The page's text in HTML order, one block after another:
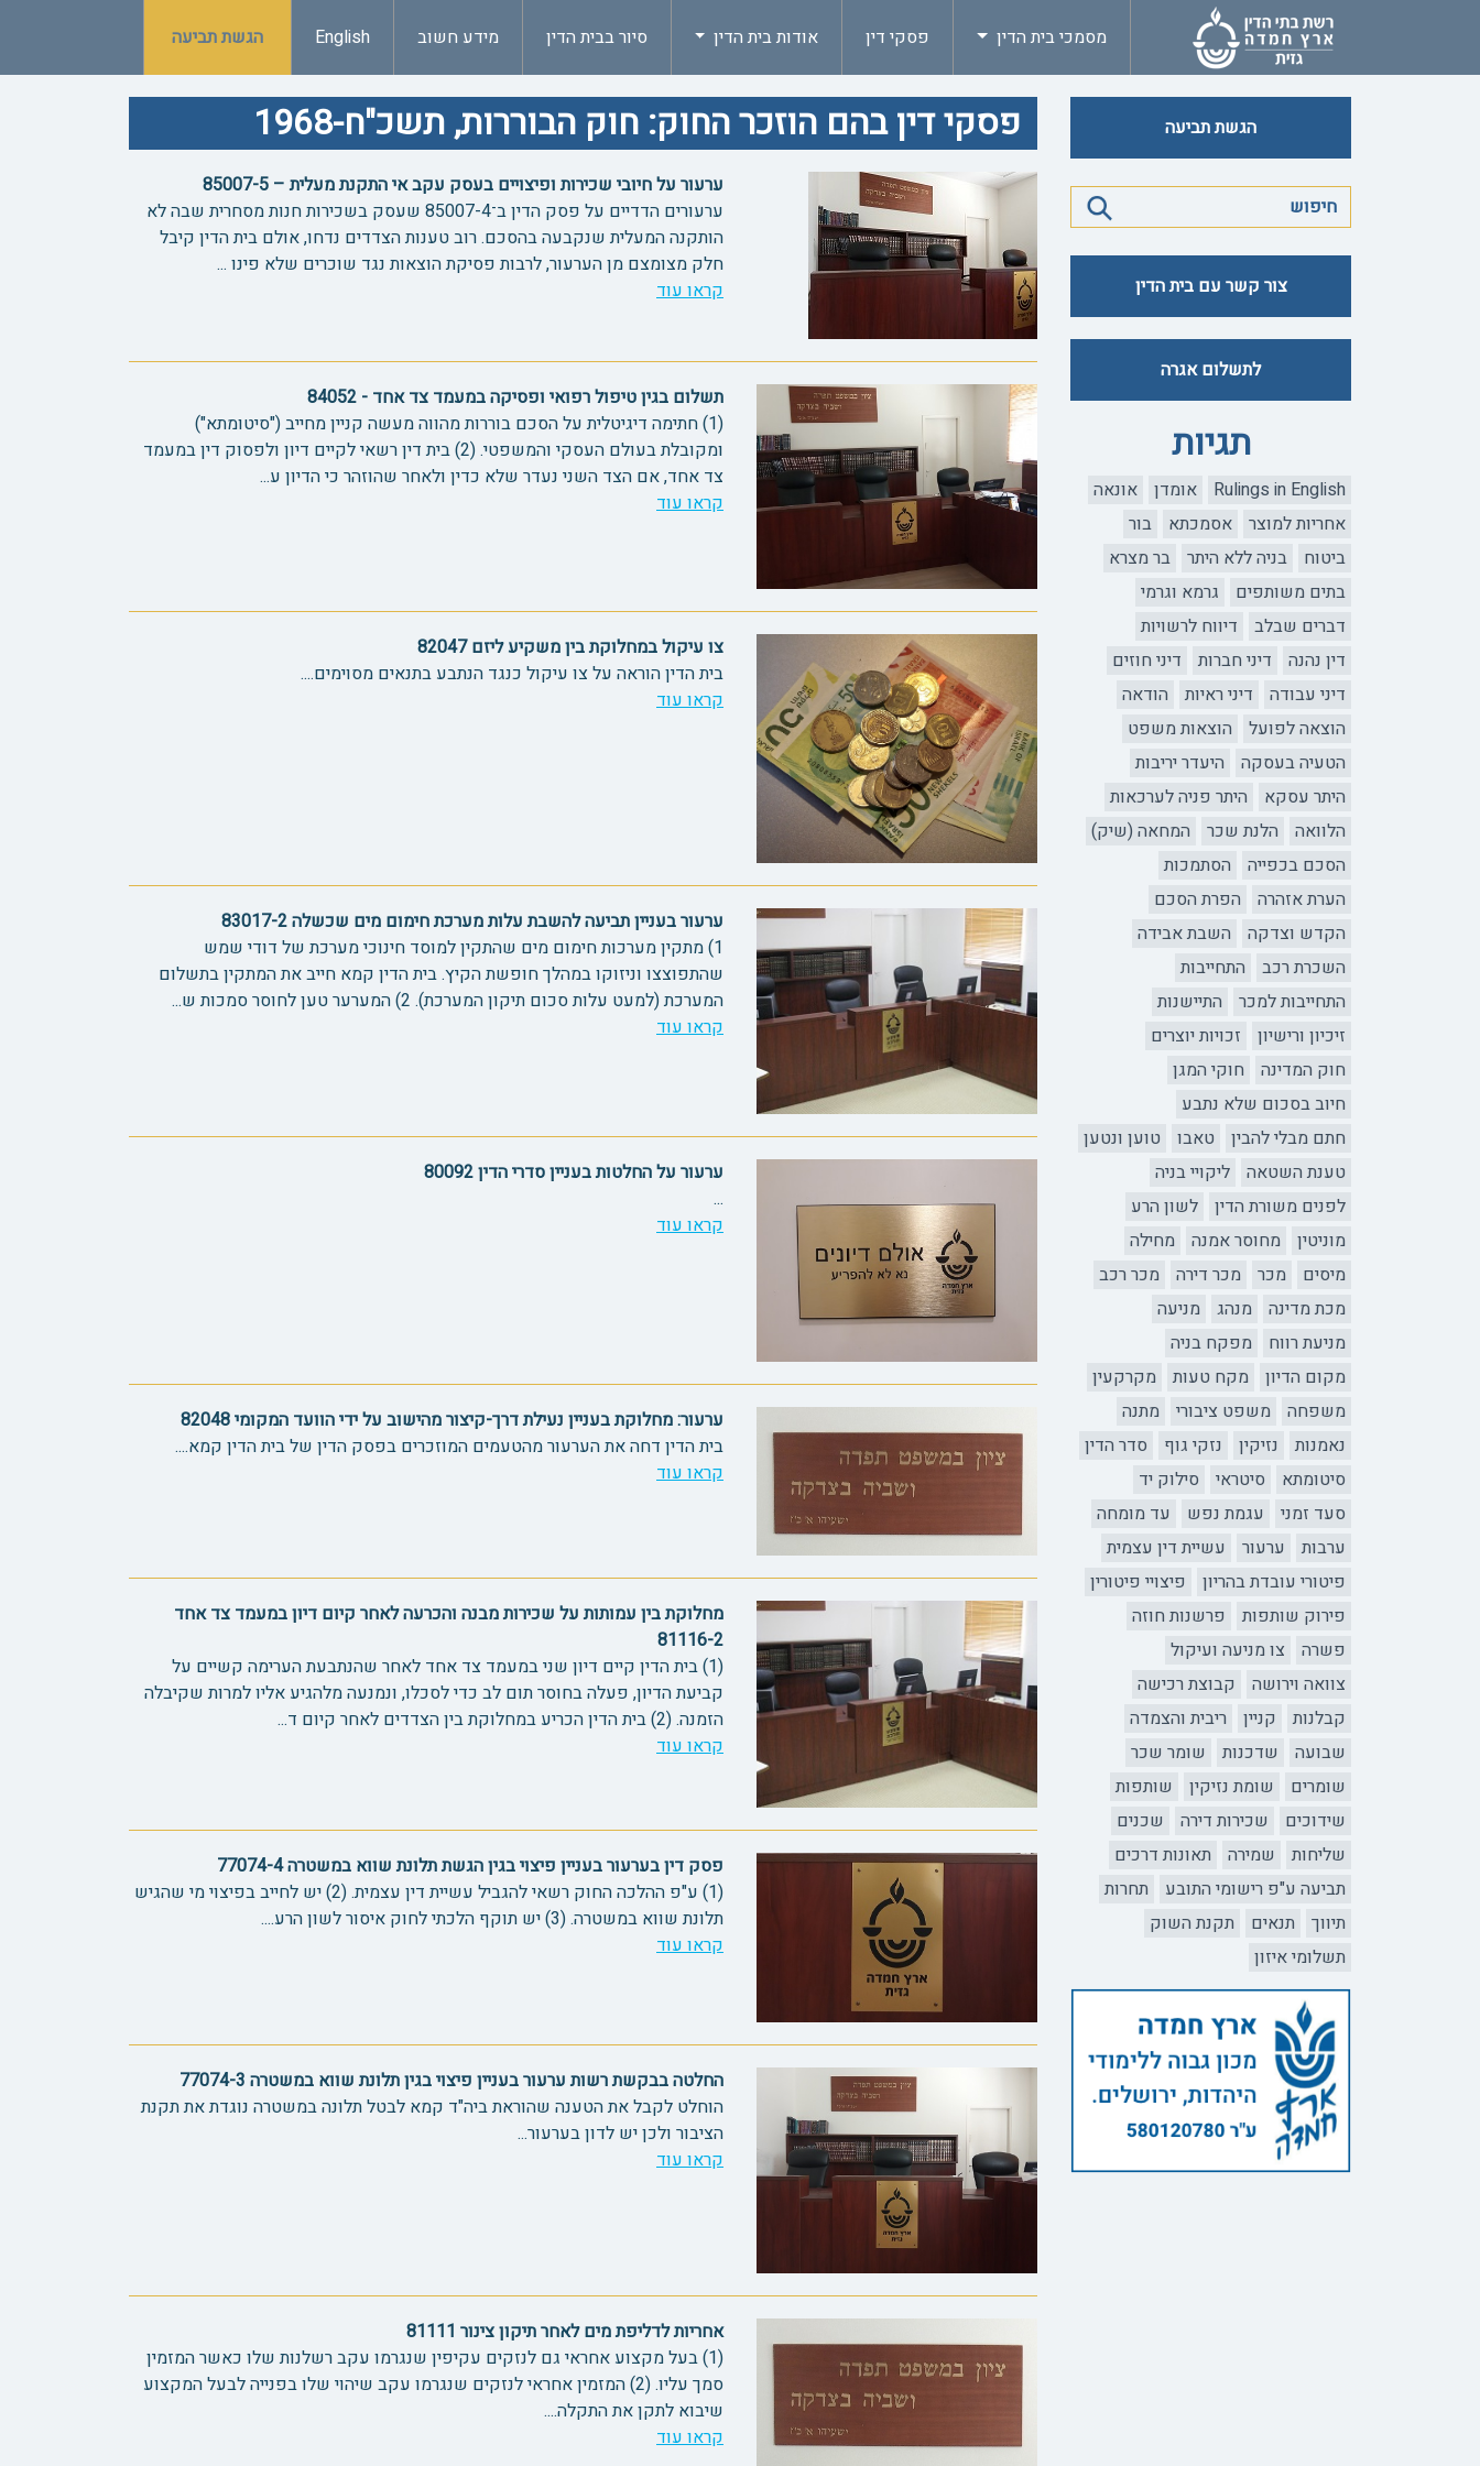
מסמכי בית הדין פסקי דין אודות בית הדין סיור בבית הדין מידע חשוב English הגשת תביעה
הגשת תביעה
צור קשר עם בית הדין
לתשלום אגרה
תגיות
Rulings in English אומדן
אונאה
אחריות למוצר
אסמכתא
בור
ביטוח
בניה ללא היתר
בר מצרא
בתים משותפים
גרמא וגרמי
דברים שבלב
דיווח לרשויות
דין נהנה
דיני חברות
דיני חוזים
דיני עבודה
דיני ראיות
הודאה
הוצאה לפועל
הוצאות משפט
הטעיה בעסקה
היעדר יריבות
היתר עסקא
היתר פניה לערכאות
הלוואה
הלנת שכר
המחאה (שיק)
הסכם בכפייה
הסתמכות
הערת אזהרה
הפרת הסכם
הקדש וצדקה
השבת אבידה
השכרת רכב
התחייבות
התחייבות למכר
התיישנות
זיכיון ורישיון
זכויות יוצרים
חוק המדינה
חוקי המגן
חיוב בסכום שלא נתבע
חתם מבלי להבין
טאבו
טוען ונטען
טענת השטאה
ליקויי בניה
לפנים משורת הדין
לשון הרע
מוניטין
מחוסר אמנה
מחילה
מיסים
מכר מכר דירה
מכר רכב
מכת מדינה
מנהג
מניעה
מניעת רווח
מפקח בניה
מקום הדיון
מקח טעות
מקרקעין
משפחה
משפט ציבורי
מתנה
נאמנות
נזיקין נזקי גוף
סדר הדין
סיטומתא
סיטראי
סילוק יד
סעד זמני
עגמת נפש
עד מומחה
ערבות
ערעור
עשיית דין עצמית
פיטורי עובדת בהריון
פיצויי פיטורין
פירוק שותפות
פרשנות חוזה
פשרה
צו מניעה ועיקול
צוואה וירושה
קבוצת רכישה
קבלנות
קניין
ריבית והצמדה
שבועה
שדכנות
שומר שכר
שומרים
שומת נזיקין
שותפות
שידוכים
שכירות דירה
שכנים
שליחות
שמירה
תאונות דרכים
תביעה ע"פ רישומי התובע
תחרות
תיווך
תנאים
תקנת השוק
תשלומי איזון
פסקי דין בהם הוזכר החוק: חוק הבוררות, תשכ"ח-1968
ערעור על חיובי שכירות ופיצויים בעסק עקב אי התקנת מעלית – 85007-5
ערעורים הדדיים על פסק הדין ב־85007-4 שעסק בשכירות חנות מסחרית שבה לא
הותקנה המעלית שנקבעה בהסכם. רוב טענות הצדדים נדחו, אולם בית הדין קיבל
חלק מצומצם מן הערעור, לרבות פסיקת הוצאות נגד שוכרים שלא פינו ...
קראו עוד
תשלום בגין טיפול רפואי ופסיקה במעמד צד אחד - 84052
(1) חתימה דיגיטלית על הסכם בוררות מהווה מעשה קניין מחייב ("סיטומתא")
ומקובלת בעולם העסקי והמשפטי. (2) בית דין רשאי לקיים דיון ולפסוק דין במעמד
צד אחד, אם הצד השני נעדר שלא כדין ולאחר שהוזהר כי הדיון ע...
קראו עוד
צו עיקול במחלוקת בין משקיע ליזם 82047
בית הדין הוראה על צו עיקול כנגד הנתבע בתנאים מסוימים....
קראו עוד
ערעור בעניין תביעה להשבת עלות מערכת חימום מים שכשלה 83017-2
1) מתקין מערכות חימום מים שהתקין למוסד חינוכי מערכת של דודי שמש
שהתפוצצו וניזוקו במהלך חופשת הקיץ. בית הדין קמא חייב את המתקין בתשלום
המערכת (למעט עלות סכום תיקון המערכת). 2) המערער טען לחוסר סמכות ש...
קראו עוד
ערעור על החלטות בעניין סדרי הדין 80092
...
קראו עוד
ערעור: מחלוקת בעניין נעילת דרך-קיצור מהישוב על ידי הוועד המקומי 82048
בית הדין דחה את הערעור מהטעמים המוזכרים בפסק הדין של בית הדין קמא....
קראו עוד
מחלוקת בין עמותות על שכירות מבנה והכרעה לאחר קיום דיון במעמד צד אחד
81116-2
(1) בית הדין קיים דיון שני במעמד צד אחד לאחר שהנתבעת הערימה קשיים על
קביעת הדיון, פעלה בחוסר תום לב כדי לסכלו, ונמנעה מלהגיע אליו למרות שקיבלה
הזמנה. (2) בית הדין הכריע במחלוקת בין הצדדים לאחר קיום ד...
קראו עוד
פסק דין בערעור בעניין פיצוי בגין הגשת תלונת שווא במשטרה 77074-4
(1) ע"פ ההלכה החוק רשאי להגביל עשיית דין עצמית. (2) יש לחייב בפיצוי מי שהגיש
תלונת שווא במשטרה. (3) יש תוקף הלכתי לחוק איסור לשון הרע....
קראו עוד
החלטה בבקשת רשות ערעור בעניין פיצוי בגין תלונת שווא במשטרה 77074-3
הוחלט לקבל את הטענה שהוראת ביה"ד קמא לבטל תלונה במשטרה נוגדת את תקנת
הציבור ולכן יש לדון בערעור...
קראו עוד
אחריות לדליפת מים לאחר תיקון צינור 81111
(1) בעל מקצוע אחראי גם לנזקים עקיפין שנגרמו עקב רשלנות שלו כאשר המזמין
סמך עליו. (2) המזמין אחראי לנזקים שנגרמו עקב שיהוי שלו בפנייה לבעל המקצוע
שיבוא לתקן את התקלה....
קראו עוד